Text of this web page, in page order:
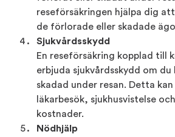
reseförsäkringen hjälpa dig
de förlorade eller skadade
Sjukvårdsskydd
En reseförsäkring kopplad till
erbjuda sjukvårdsskydd om du
skadad under resan. Detta
läkarbesök, sjukhusvistelse
kostnader.
Nödhjälp